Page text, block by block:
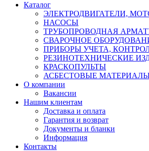
Каталог
ЭЛЕКТРОДВИГАТЕЛИ,
НАСОСЫ
ТРУБОПРОВОДНАЯ
СВАРОЧНОЕ
ПРИБОРЫ УЧЕТА,
РЕЗИНОТЕХНИЧЕСКИЕ
КРАСКОПУЛЬТЫ
АСБЕСТОВЫЕ
О компании
Вакансии
Нашим клиентам
Доставка и оплата
Гарантия и возврат
Документы и бланки
Информация
Контакты